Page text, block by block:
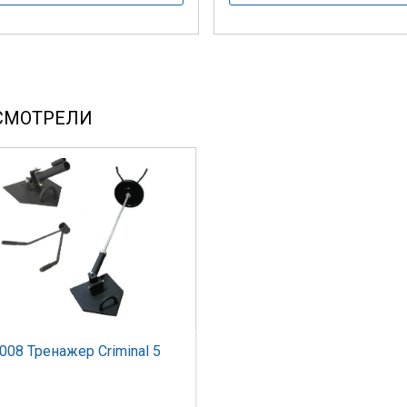
Тренажер Criminal 5